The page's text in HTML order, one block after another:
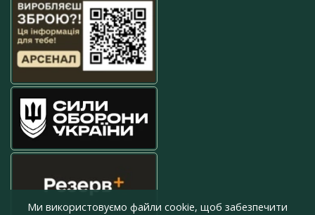
Ми використовуємо файли cookie, щоб забезпечити